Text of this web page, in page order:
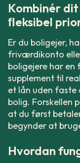
Kombinér
ﬂeksibel
Er du boligejer,
friværdikonto
boligejere har
supplement til
et lån uden faste
bolig. Forskellen
at du først
begynder at
Hvordan